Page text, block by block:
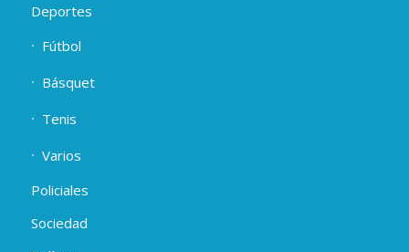
Deportes
Fútbol
Básquet
Tenis
Varios
Policiales
Sociedad